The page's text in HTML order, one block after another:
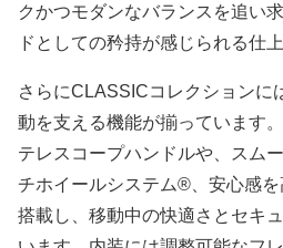
クかつモダンなバランスを追い
ドとしての矜持が感じられる仕
さらにCLASSICコレクションに
動を支える機能が揃っています
テレスコープハンドルや、スム
チホイールシステム®、安心感
搭載し、移動中の快適さとセキ